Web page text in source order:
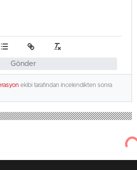
Gönder
ekibi tarafından incelendikten sonra